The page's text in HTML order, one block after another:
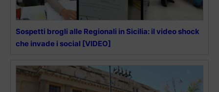
Sospetti brogli alle Regionali in Sicilia: il video shock
che invade i social [VIDEO]